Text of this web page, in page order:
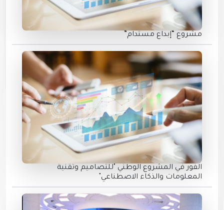
مشروع “إبداع مستدام”
الفور في المشروع الوطني "للتصاميم وتقنية
المعلومات والذكاء الاصطناعي"